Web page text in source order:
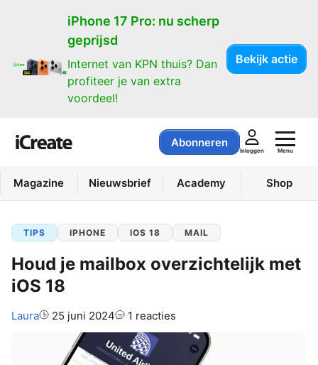
iPhone 17 Pro: nu scherp
geprijsd
Internet van KPN thuis? Dan
profiteer je van extra
voordeel!
Bekijk actie
Abonneren
Inloggen Menu
Magazine Nieuwsbrief Academy Shop
TIPS IPHONE IOS 18 MAIL
Houd je mailbox overzichtelijk met
iOS 18
Auteur:
Laura 25 juni 2024 1 reacties